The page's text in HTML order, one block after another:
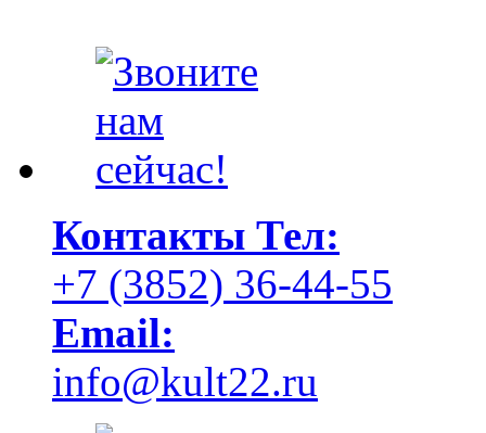
Контакты Тел:
+7 (3852) 36-44-55
Email:
info@kult22.ru